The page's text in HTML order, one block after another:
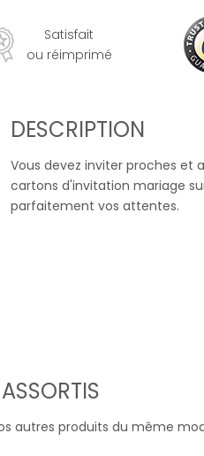
Satisfait
ou réimprimé
DESCRIPTION
Vous devez inviter proches et
cartons d'invitation mariage
parfaitement vos attentes.
autres produits du même